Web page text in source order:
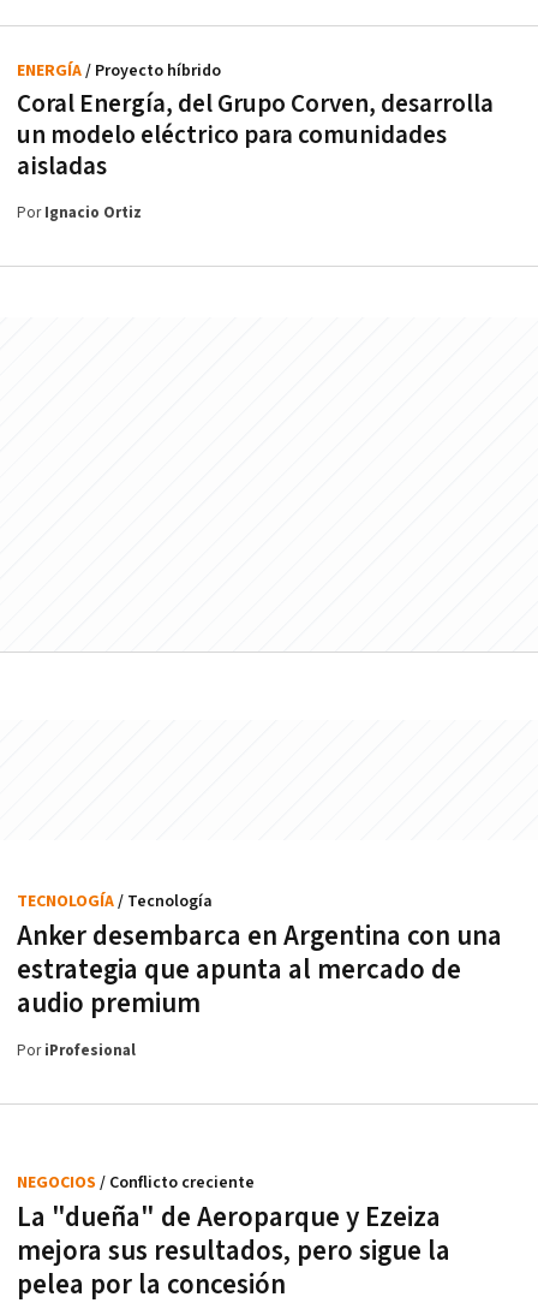
Coral Energía, del Grupo Corven, desarrolla
un modelo eléctrico para comunidades
aisladas
ENERGÍA/ Proyecto híbrido
PorIgnacio Ortiz
Anker desembarca en Argentina con una
estrategia que apunta al mercado de
audio premium
TECNOLOGÍA/ Tecnología
PoriProfesional
La "dueña" de Aeroparque y Ezeiza
mejora sus resultados, pero sigue la
pelea por la concesión
NEGOCIOS / Conflicto creciente